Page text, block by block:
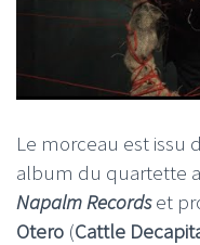
Le morceau est issu
album du quartette
Napalm Recordset
Otero (Cattle